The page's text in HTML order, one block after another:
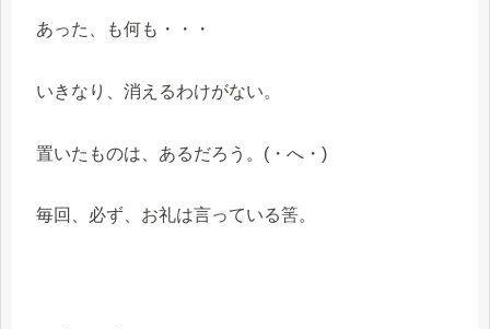
あった、も何も・・・
いきなり、消えるわけがない。
置いたものは、あるだろう。(・へ・)
毎回、必ず、お礼は言っている筈。